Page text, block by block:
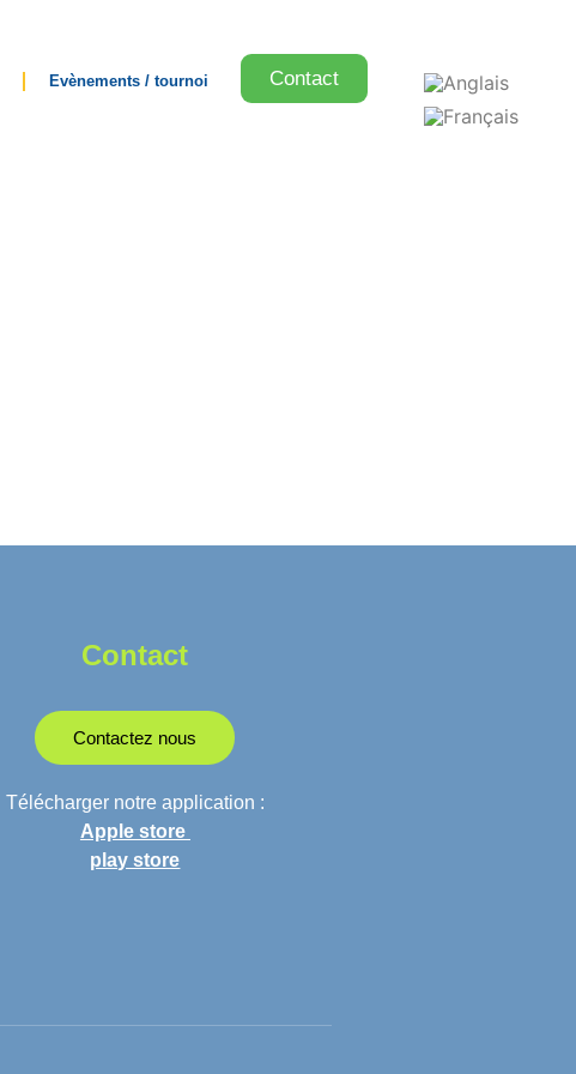
Evènements / tournoi Contact
Contact
Contactez nous
Télécharger notre application :
Apple store
play store